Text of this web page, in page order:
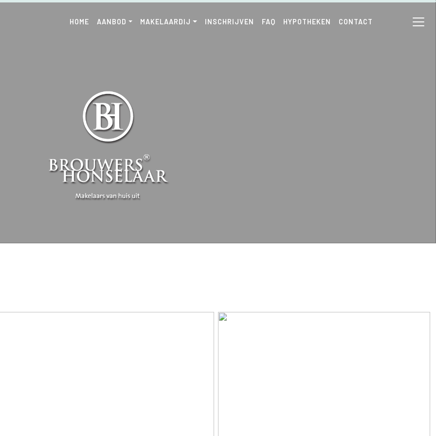
HOME AANBOD MAKELAARDIJ INSCHRIJVEN FAQ HYPOTHEKEN CONTACT